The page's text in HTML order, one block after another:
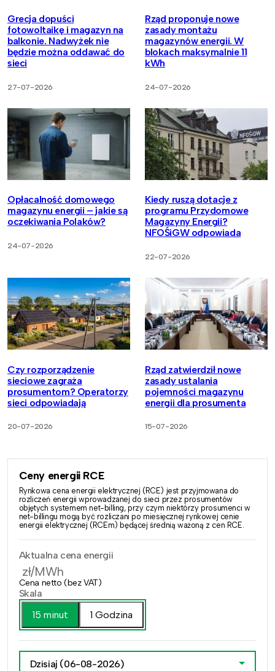
Grecja dopuści
fotowoltaikę i magazyn na
balkonie. Nadwyżek nie
będzie można oddawać do
sieci
27-07-2026
Rząd proponuje nowe
zasady montażu
magazynów energii. W
blokach maksymalnie 11
kWh
24-07-2026
Opłacalność domowego
magazynu energii – jakie są
oczekiwania Polaków?
24-07-2026
Kiedy ruszą dotacje z
programu Przydomowe
Magazyny Energii?
NFOŚiGW odpowiada
22-07-2026
Czy rozporządzenie
sieciowe zagraża
prosumentom? Operatorzy
sieci odpowiadają
20-07-2026
Rząd zatwierdził nowe
zasady ustalania
pojemności magazynu
energii dla prosumenta
15-07-2026
Ceny energii RCE
Rynkowa cena energii elektrycznej (RCE) jest przyjmowana do
rozliczeń energii wprowadzanej do sieci przez prosumentów
objętych systemem net-billing, przy czym niektórzy prosumenci w
net-billingu mogą być rozliczani po miesięcznej rynkowej cenie
energii elektrycznej (RCEm) będącej średnią ważoną z cen RCE.
Aktualna cena energii
zł/MWh
Cena netto (bez VAT)
Skala
15 minut
1 Godzina
Dzisiaj (06-08-2026)